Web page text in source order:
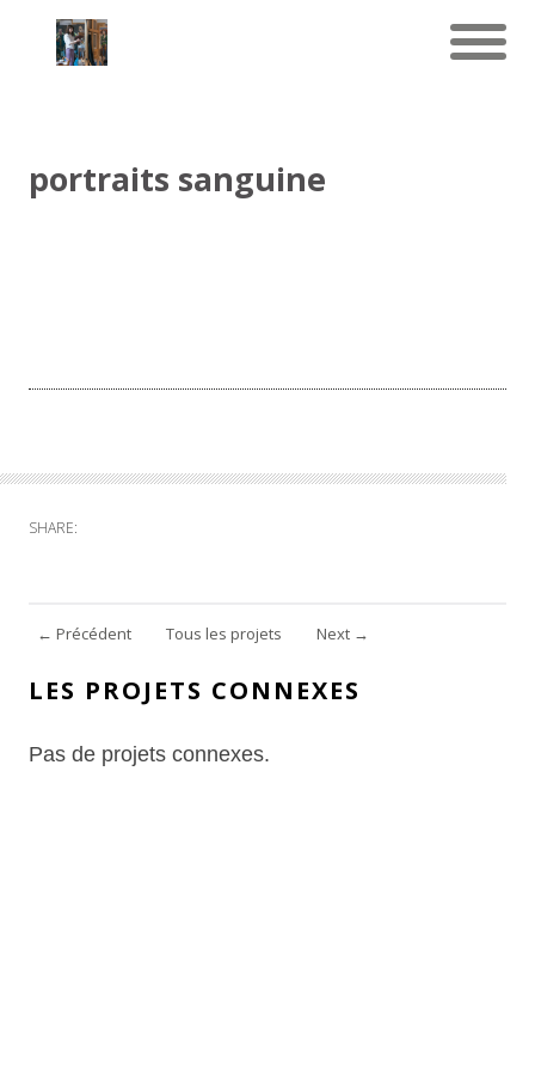
portraits sanguine
SHARE:
LES PROJETS CONNEXES
← Précédent Tous les projets Next →
Pas de projets connexes.